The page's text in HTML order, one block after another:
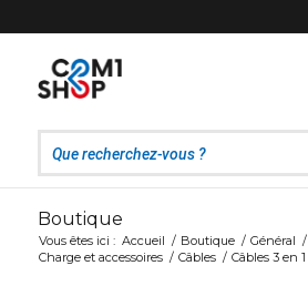
Boutique
Vous êtes ici : Accueil / Boutique / Général /
Charge et accessoires / Câbles / Câbles 3 en 1